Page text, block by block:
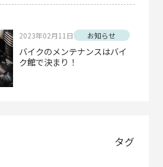
2023年02月11日 お知らせ
バイクのメンテナンスはバイ
ク館で決まり！
タグ